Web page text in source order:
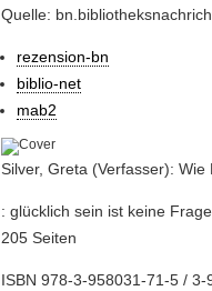
Quelle:
rezension-bn
biblio-net
mab2
Silver, Greta (Verfasser):
: glücklich sein ist keine
205 Seiten
ISBN 978-3-958031-71-5 /